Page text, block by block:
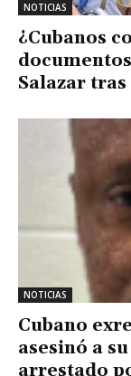
NOTICIAS
¿Cubanos
Salazar
NOTICIAS
Cubano
asesinó a
arrestado